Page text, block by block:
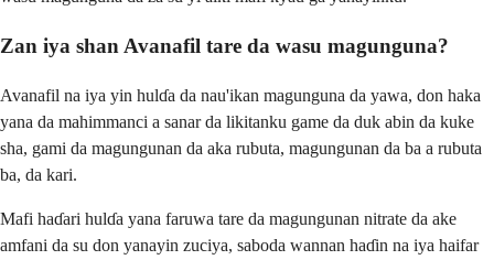
Zan iya shan Avanafil tare da wasu magunguna?
Avanafil na iya yin hulɗa da nau'ikan magunguna da yawa, don haka
yana da mahimmanci a sanar da likitanku game da duk abin da kuke
sha, gami da magungunan da aka rubuta, magungunan da ba a rubuta
ba, da kari.
Mafi haɗari hulɗa yana faruwa tare da magungunan nitrate da ake
amfani da su don yanayin zuciya, saboda wannan haɗin na iya haifar